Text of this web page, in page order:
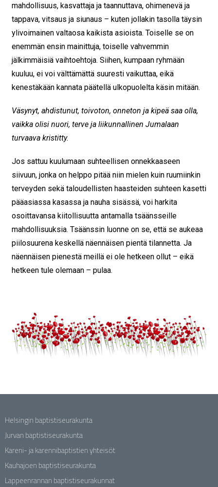
mahdollisuus, kasvattaja ja taannuttava, ohimenevä ja
tappava, vitsaus ja siunaus – kuten jollakin tasolla täysin
ylivoimainen valtaosa kaikista asioista. Toiselle se on
enemmän ensin mainittuja, toiselle vahvemmin
jälkimmäisiä vaihtoehtoja. Siihen, kumpaan ryhmään
kuuluu, ei voi välttämättä suuresti vaikuttaa, eikä
kenestäkään kannata päätellä ulkopuolelta käsin mitään.
Väsynyt, ahdistunut, toivoton, onneton ja kipeä saa olla,
vaikka olisi nuori, terve ja liikunnallinen Jumalaan
turvaava kristitty.
Jos sattuu kuulumaan suhteellisen onnekkaaseen
siivuun, jonka on helppo pitää niin mielen kuin ruumiinkin
terveyden sekä taloudellisten haasteiden suhteen kasetti
pääasiassa kasassa ja nauha sisässä, voi harkita
osoittavansa kiitollisuutta antamalla tsäänsseille
mahdollisuuksia. Tsäänssin luonne on se, että se aukeaa
piilosuurena keskellä näennäisen pientä tilannetta. Ja
näennäisen pienestä meillä ei ole hetkeen ollut – eikä
hetkeen tule olemaan – pulaa.
Helsingin baptistiseurakunta
Jurvan baptistiseurakunta
Kareni- ja karennibaptistien yhteisöt
Kauhajoen baptistiseurakunta
Lappeenrannan baptistiseurakunnat